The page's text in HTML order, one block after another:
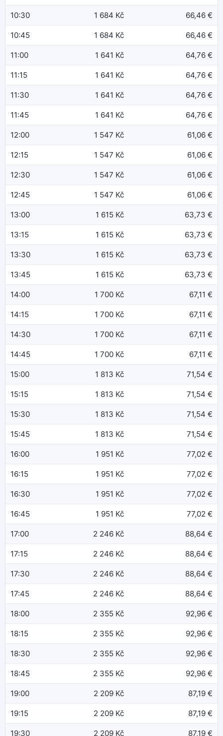
10:30 1 684 Kč 66,46 €
10:45 1 684 Kč 66,46 €
11:00 1 641 Kč 64,76 €
11:15 1 641 Kč 64,76 €
11:30 1 641 Kč 64,76 €
11:45 1 641 Kč 64,76 €
12:00 1 547 Kč 61,06 €
12:15 1 547 Kč 61,06 €
12:30 1 547 Kč 61,06 €
12:45 1 547 Kč 61,06 €
13:00 1 615 Kč 63,73 €
13:15 1 615 Kč 63,73 €
13:30 1 615 Kč 63,73 €
13:45 1 615 Kč 63,73 €
14:00 1 700 Kč 67,11 €
14:15 1 700 Kč 67,11 €
14:30 1 700 Kč 67,11 €
14:45 1 700 Kč 67,11 €
15:00 1 813 Kč 71,54 €
15:15 1 813 Kč 71,54 €
15:30 1 813 Kč 71,54 €
15:45 1 813 Kč 71,54 €
16:00 1 951 Kč 77,02 €
16:15 1 951 Kč 77,02 €
16:30 1 951 Kč 77,02 €
16:45 1 951 Kč 77,02 €
17:00 2 246 Kč 88,64 €
17:15 2 246 Kč 88,64 €
17:30 2 246 Kč 88,64 €
17:45 2 246 Kč 88,64 €
18:00 2 355 Kč 92,96 €
18:15 2 355 Kč 92,96 €
18:30 2 355 Kč 92,96 €
18:45 2 355 Kč 92,96 €
19:00 2 209 Kč 87,19 €
19:15 2 209 Kč 87,19 €
19:30 2 209 Kč 87,19 €